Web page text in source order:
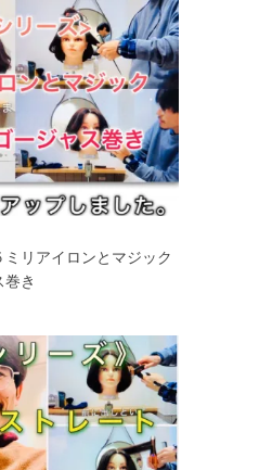
リアイロンとマジック
き